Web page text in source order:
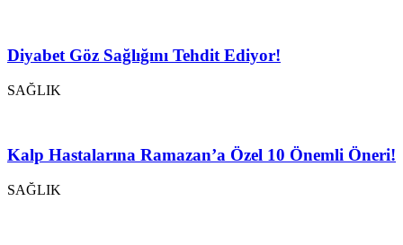
Diyabet Göz Sağlığını Tehdit Ediyor!
SAĞLIK
Kalp Hastalarına Ramazan’a Özel 10 Önemli Öneri!
SAĞLIK